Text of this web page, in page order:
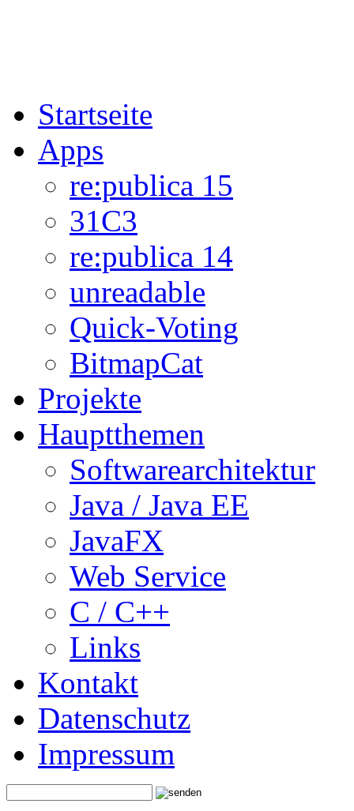
Startseite
Apps
re:publica 15
31C3
re:publica 14
unreadable
Quick-Voting
BitmapCat
Projekte
Hauptthemen
Softwarearchitektur
Java / Java EE
JavaFX
Web Service
C / C++
Links
Kontakt
Datenschutz
Impressum